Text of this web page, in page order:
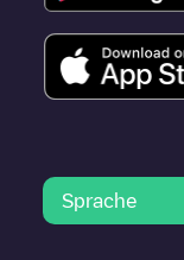
Sprache